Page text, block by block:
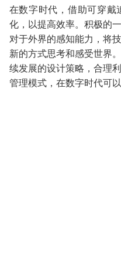
在数字时代，借助可穿戴
化，以提高效率。积极的
对于外界的感知能力，将
新的方式思考和感受世界
续发展的设计策略，合理
管理模式，在数字时代可